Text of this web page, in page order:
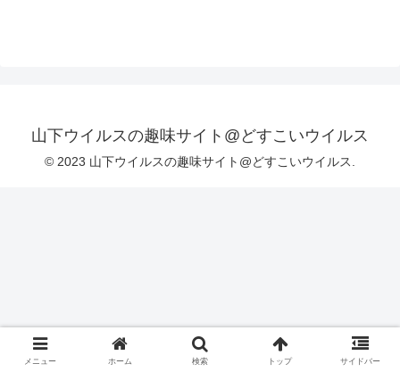
山下ウイルスの趣味サイト@どすこいウイルス
© 2023 山下ウイルスの趣味サイト@どすこいウイルス.
メニュー ホーム 検索 トップ サイドバー